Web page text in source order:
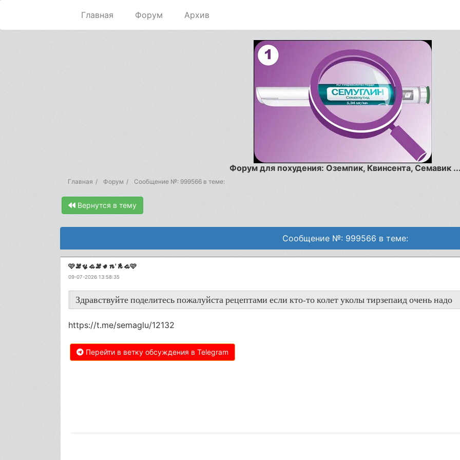
Главная Форум Архив
Форум для похудения: Оземпик, Квинсента, Семавик
Главная Форум Сообщение №: 999566 в теме:
Вернутся в тему
Сообщение №: 999566 в теме:
🩷𝓛𝔂𝓪𝓛𝓮𝓷'𝓴𝓪🩷
09-07-2026 13:58:35
Здравствуйте поделитесь пожалуйста рецептами если кто-то колет уколы тирзепаид очень надо
https://t.me/semaglu/12132
Перейти в ветку обсуждения в Telegram